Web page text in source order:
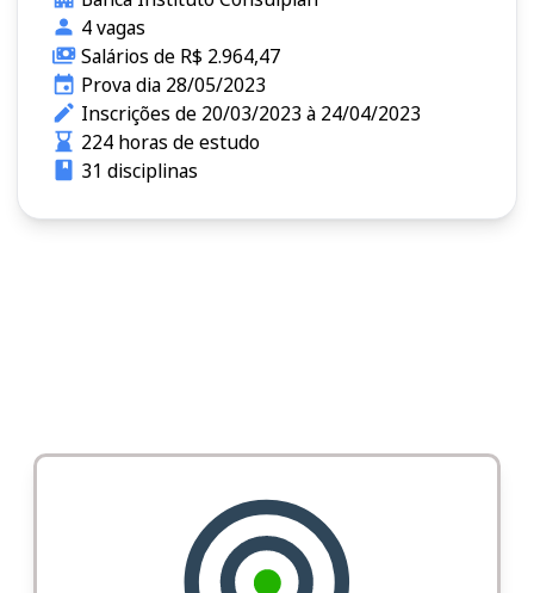
4 vagas
Salários de R$ 2.964,47
Prova dia 28/05/2023
Inscrições de 20/03/2023 à 24/04/2023
224 horas de estudo
31 disciplinas